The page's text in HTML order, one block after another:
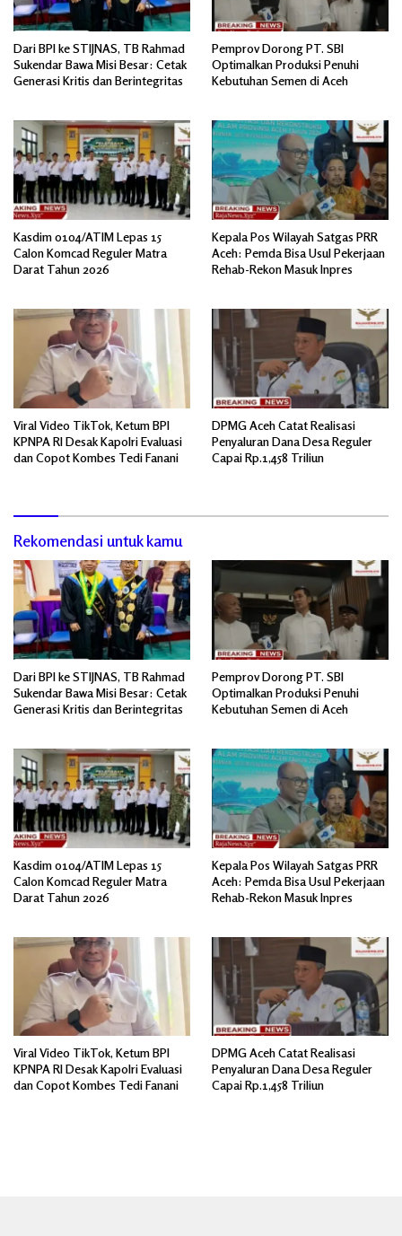
Dari BPI ke STIJNAS, TB Rahmad
Sukendar Bawa Misi Besar: Cetak
Generasi Kritis dan Berintegritas
Pemprov Dorong PT. SBI
Optimalkan Produksi Penuhi
Kebutuhan Semen di Aceh
Kasdim 0104/ATIM Lepas 15
Calon Komcad Reguler Matra
Darat Tahun 2026
Kepala Pos Wilayah Satgas PRR
Aceh: Pemda Bisa Usul Pekerjaan
Rehab-Rekon Masuk Inpres
Viral Video TikTok, Ketum BPI
KPNPA RI Desak Kapolri Evaluasi
dan Copot Kombes Tedi Fanani
DPMG Aceh Catat Realisasi
Penyaluran Dana Desa Reguler
Capai Rp.1,458 Triliun
Rekomendasi untuk kamu
Dari BPI ke STIJNAS, TB Rahmad
Sukendar Bawa Misi Besar: Cetak
Generasi Kritis dan Berintegritas
Pemprov Dorong PT. SBI
Optimalkan Produksi Penuhi
Kebutuhan Semen di Aceh
Kasdim 0104/ATIM Lepas 15
Calon Komcad Reguler Matra
Darat Tahun 2026
Kepala Pos Wilayah Satgas PRR
Aceh: Pemda Bisa Usul Pekerjaan
Rehab-Rekon Masuk Inpres
Viral Video TikTok, Ketum BPI
KPNPA RI Desak Kapolri Evaluasi
dan Copot Kombes Tedi Fanani
DPMG Aceh Catat Realisasi
Penyaluran Dana Desa Reguler
Capai Rp.1,458 Triliun